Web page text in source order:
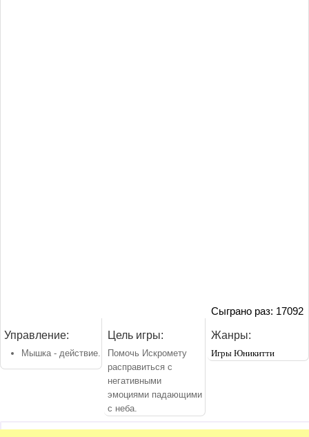
Сыграно раз: 17092
Управление:
Мышка - действие.
Цель игры:
Помочь Искромету
расправиться с
негативными
эмоциями падающими
с неба.
Жанры:
Игры Юникитти